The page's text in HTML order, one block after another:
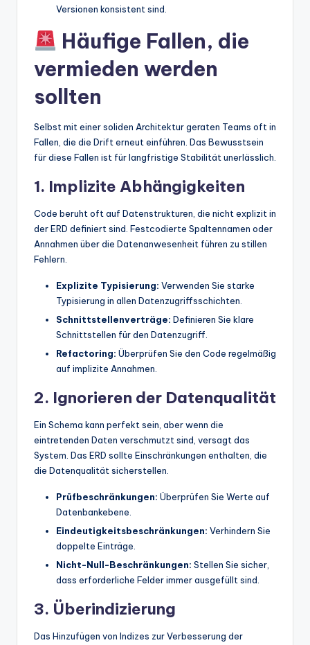
Versionen konsistent sind.
Häufige Fallen, die
vermieden werden
sollten
Selbst mit einer soliden Architektur geraten Teams oft in
Fallen, die die Drift erneut einführen. Das Bewusstsein
für diese Fallen ist für langfristige Stabilität unerlässlich.
1. Implizite Abhängigkeiten
Code beruht oft auf Datenstrukturen, die nicht explizit in
der ERD definiert sind. Festcodierte Spaltennamen oder
Annahmen über die Datenanwesenheit führen zu stillen
Fehlern.
Explizite Typisierung: Verwenden Sie starke
Typisierung in allen Datenzugriffsschichten.
Schnittstellenverträge: Definieren Sie klare
Schnittstellen für den Datenzugriff.
Refactoring: Überprüfen Sie den Code regelmäßig
auf implizite Annahmen.
2. Ignorieren der Datenqualität
Ein Schema kann perfekt sein, aber wenn die
eintretenden Daten verschmutzt sind, versagt das
System. Das ERD sollte Einschränkungen enthalten, die
die Datenqualität sicherstellen.
Prüfbeschränkungen: Überprüfen Sie Werte auf
Datenbankebene.
Eindeutigkeitsbeschränkungen: Verhindern Sie
doppelte Einträge.
Nicht-Null-Beschränkungen: Stellen Sie sicher,
dass erforderliche Felder immer ausgefüllt sind.
3. Überindizierung
Das Hinzufügen von Indizes zur Verbesserung der